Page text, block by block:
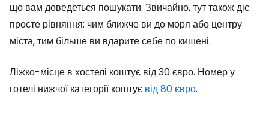
що вам доведеться пошукати. Звичайно, тут також діє
просте рівняння: чим ближче ви до моря або центру
міста, тим більше ви вдарите себе по кишені.
Ліжко-місце в хостелі коштує від 30 євро. Номер у
готелі нижчої категорії коштує від 80 євро.